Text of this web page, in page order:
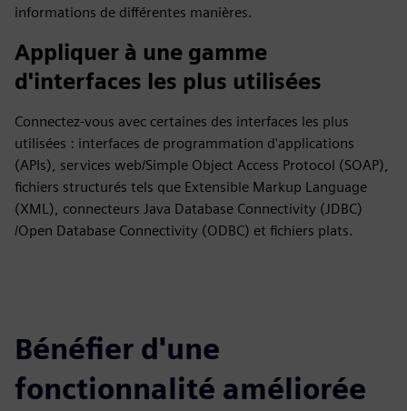
informations de différentes manières.
Appliquer à une gamme
d'interfaces les plus utilisées
Connectez-vous avec certaines des interfaces les plus
utilisées : interfaces de programmation d'applications
(APIs), services web/Simple Object Access Protocol (SOAP),
fichiers structurés tels que Extensible Markup Language
(XML), connecteurs Java Database Connectivity (JDBC)
/Open Database Connectivity (ODBC) et fichiers plats.
Bénéfier d'une
fonctionnalité améliorée